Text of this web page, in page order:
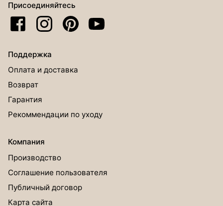
Присоединяйтесь
Поддержка
Оплата и доставка
Возврат
Гарантия
Рекоммендации по уходу
Компания
Производство
Соглашение пользователя
Публичный договор
Карта сайта